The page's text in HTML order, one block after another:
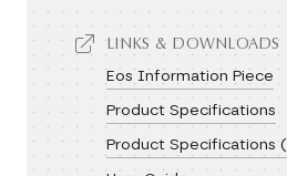
LINKS & DOWNLOADS
Eos Information Piece
Product Specifications
Product Specifications